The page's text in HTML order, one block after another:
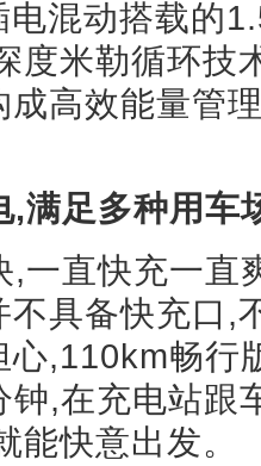
电混动搭载的
度米勒循环技
成高效能量管
,满足多种用车
,一直快充一直
具备快充口,
心,110km畅行
钟,在充电站跟
能快意出发。